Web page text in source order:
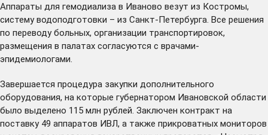
Аппараты для гемодиализа в Иваново везут из Костромы,
систему водоподготовки – из Санкт-Петербурга. Все решения
по переводу больных, организации транспортировок,
размещения в палатах согласуются с врачами-
эпидемиологами.
Завершается процедура закупки дополнительного
оборудования, на которые губернатором Ивановской области
было выделено 115 млн рублей. Заключен контракт на
поставку 49 аппаратов ИВЛ, а также прикроватных мониторов